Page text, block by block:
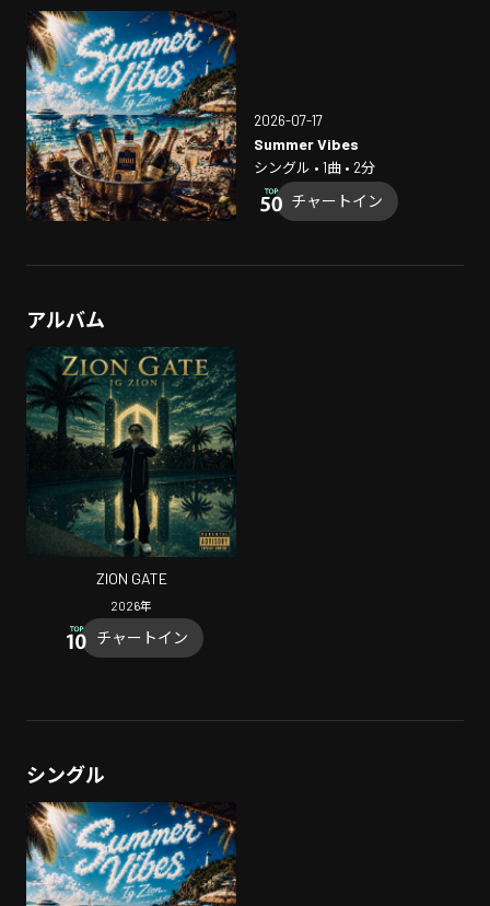
2026-07-17
Summer Vibes
シングル • 1曲 • 2分
チャートイン
アルバム
ZION GATE
2026年
チャートイン
シングル